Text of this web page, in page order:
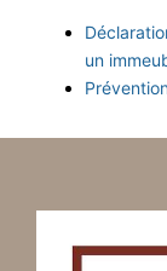
un